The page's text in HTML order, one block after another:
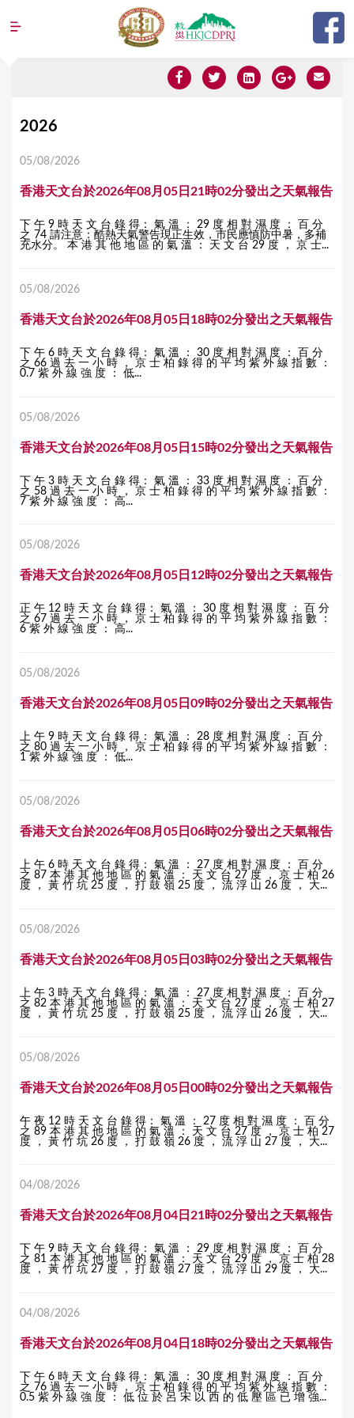
Jump to navigation
Y
a
e
e
2026
05/08/2026
香港天文台於2026年08月05日21時02分發出之天氣報告
下 午 9 時 天 文 台 錄 得： 氣 溫 ： 29 度 相 對 濕 度 ： 百 分
之 74 請注意：酷熱天氣警告現正生效，市民應慎防中暑，多補
充水分。 本 港 其 他 地 區 的 氣 溫 ： 天 文 台 29 度 ， 京 士...
05/08/2026
香港天文台於2026年08月05日18時02分發出之天氣報告
下 午 6 時 天 文 台 錄 得： 氣 溫 ： 30 度 相 對 濕 度 ： 百 分
之 66 過 去 一 小 時 ， 京 士 柏 錄 得 的 平 均 紫 外 線 指 數 ：
0.7 紫 外 線 強 度 ： 低...
05/08/2026
香港天文台於2026年08月05日15時02分發出之天氣報告
下 午 3 時 天 文 台 錄 得： 氣 溫 ： 33 度 相 對 濕 度 ： 百 分
之 58 過 去 一 小 時 ， 京 士 柏 錄 得 的 平 均 紫 外 線 指 數 ：
7 紫 外 線 強 度 ： 高...
05/08/2026
香港天文台於2026年08月05日12時02分發出之天氣報告
正 午 12 時 天 文 台 錄 得： 氣 溫 ： 30 度 相 對 濕 度 ： 百 分
之 67 過 去 一 小 時 ， 京 士 柏 錄 得 的 平 均 紫 外 線 指 數 ：
6 紫 外 線 強 度 ： 高...
05/08/2026
香港天文台於2026年08月05日09時02分發出之天氣報告
上 午 9 時 天 文 台 錄 得： 氣 溫 ： 28 度 相 對 濕 度 ： 百 分
之 80 過 去 一 小 時 ， 京 士 柏 錄 得 的 平 均 紫 外 線 指 數 ：
1 紫 外 線 強 度 ： 低...
05/08/2026
香港天文台於2026年08月05日06時02分發出之天氣報告
上 午 6 時 天 文 台 錄 得： 氣 溫 ： 27 度 相 對 濕 度 ： 百 分
之 87 本 港 其 他 地 區 的 氣 溫 ： 天 文 台 27 度 ， 京 士 柏 26
度 ， 黃 竹 坑 25 度 ， 打 鼓 嶺 25 度 ， 流 浮 山 26 度 ， 大...
05/08/2026
香港天文台於2026年08月05日03時02分發出之天氣報告
上 午 3 時 天 文 台 錄 得： 氣 溫 ： 27 度 相 對 濕 度 ： 百 分
之 82 本 港 其 他 地 區 的 氣 溫 ： 天 文 台 27 度 ， 京 士 柏 27
度 ， 黃 竹 坑 25 度 ， 打 鼓 嶺 25 度 ， 流 浮 山 26 度 ， 大...
05/08/2026
香港天文台於2026年08月05日00時02分發出之天氣報告
午 夜 12 時 天 文 台 錄 得： 氣 溫 ： 27 度 相 對 濕 度 ： 百 分
之 89 本 港 其 他 地 區 的 氣 溫 ： 天 文 台 27 度 ， 京 士 柏 27
度 ， 黃 竹 坑 26 度 ， 打 鼓 嶺 26 度 ， 流 浮 山 27 度 ， 大...
04/08/2026
香港天文台於2026年08月04日21時02分發出之天氣報告
下 午 9 時 天 文 台 錄 得： 氣 溫 ： 29 度 相 對 濕 度 ： 百 分
之 81 本 港 其 他 地 區 的 氣 溫 ： 天 文 台 29 度 ， 京 士 柏 28
度 ， 黃 竹 坑 27 度 ， 打 鼓 嶺 27 度 ， 流 浮 山 29 度 ， 大...
04/08/2026
香港天文台於2026年08月04日18時02分發出之天氣報告
下 午 6 時 天 文 台 錄 得： 氣 溫 ： 30 度 相 對 濕 度 ： 百 分
之 76 過 去 一 小 時 ， 京 士 柏 錄 得 的 平 均 紫 外 線 指 數 ：
0.5 紫 外 線 強 度 ： 低 位 於 呂 宋 以 西 的 低 壓 區 已 增 強...